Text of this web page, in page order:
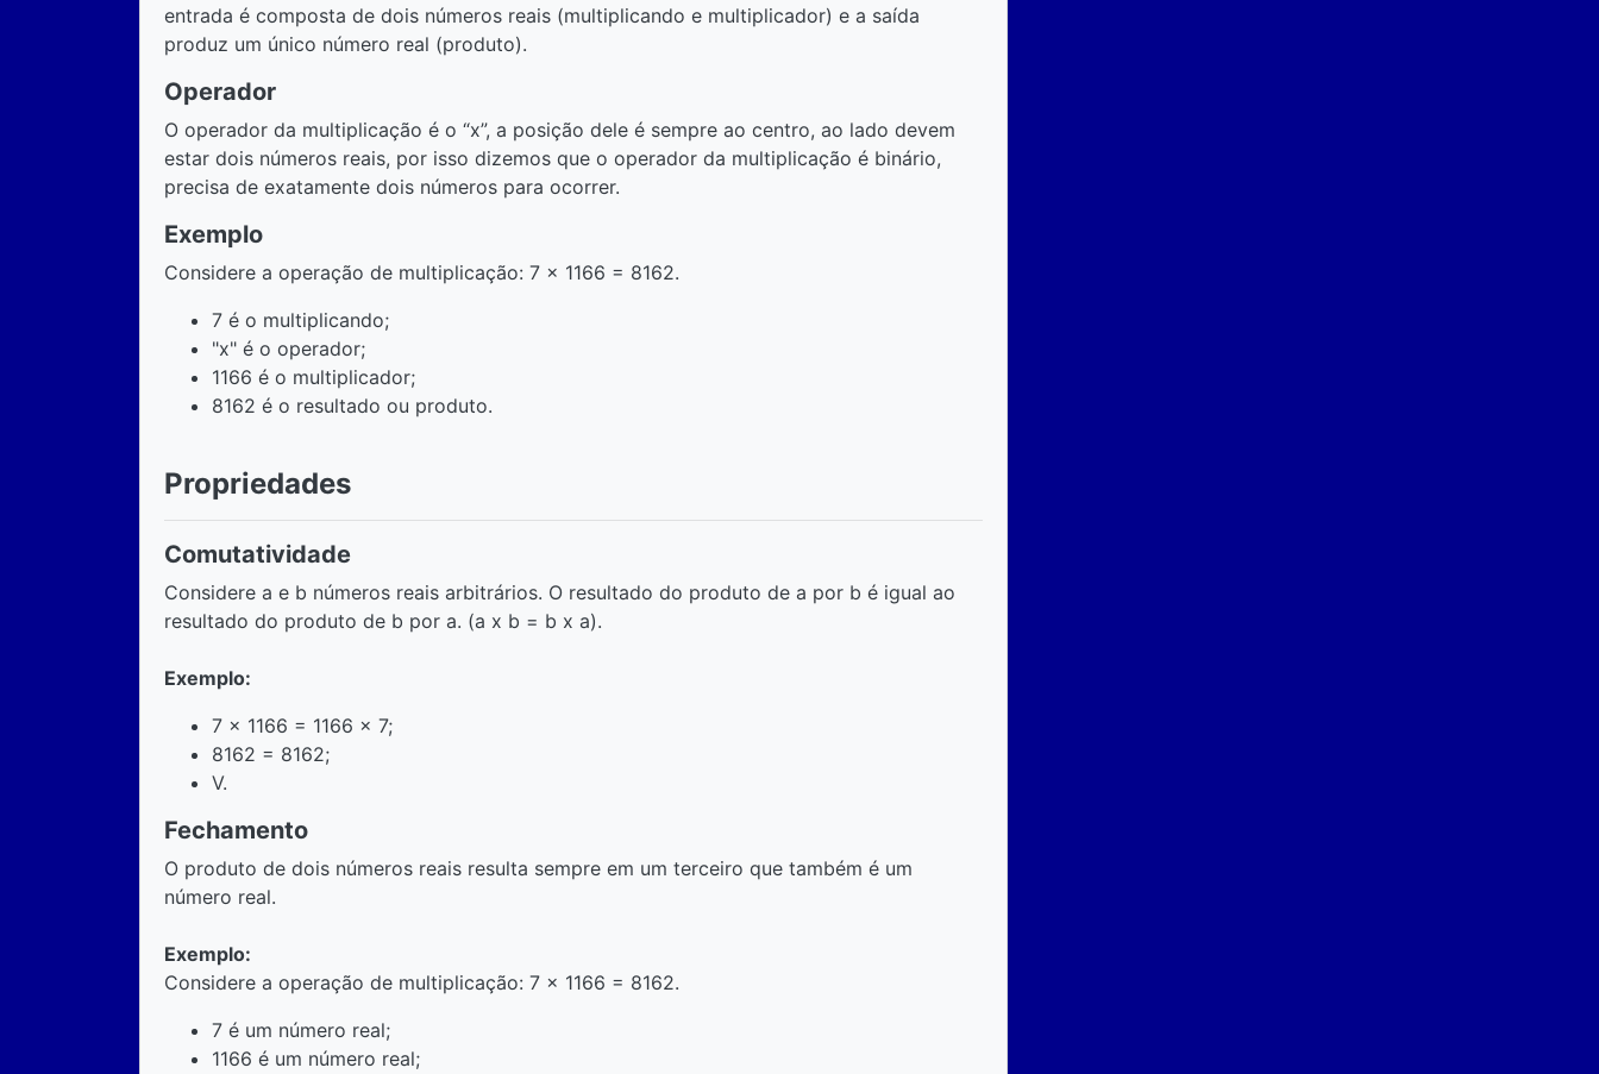
entrada é composta de dois números reais (multiplicando e multiplicador) e a saída
produz um único número real (produto).
Operador
O operador da multiplicação é o “x”, a posição dele é sempre ao centro, ao lado devem
estar dois números reais, por isso dizemos que o operador da multiplicação é binário,
precisa de exatamente dois números para ocorrer.
Exemplo
Considere a operação de multiplicação: 7 x 1166 = 8162.
7 é o multiplicando;
"x" é o operador;
1166 é o multiplicador;
8162 é o resultado ou produto.
Propriedades
Comutatividade
Considere a e b números reais arbitrários. O resultado do produto de a por b é igual ao
resultado do produto de b por a. (a x b = b x a).
Exemplo:
7 x 1166 = 1166 x 7;
8162 = 8162;
V.
Fechamento
O produto de dois números reais resulta sempre em um terceiro que também é um
número real.
Exemplo:
Considere a operação de multiplicação: 7 x 1166 = 8162.
7 é um número real;
1166 é um número real;